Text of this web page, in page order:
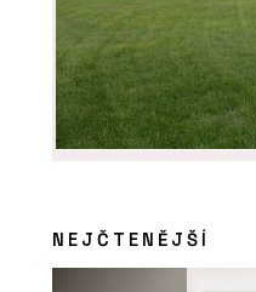
NEJČTENĚJŠÍ